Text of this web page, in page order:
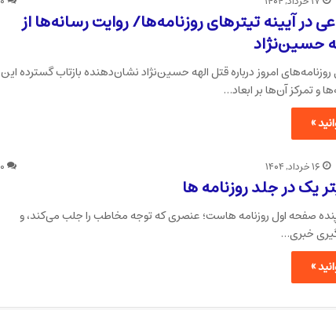
در آیینه تیترهای روزنامه‌ها/ روایت رسانه‌ها از
حسین‌نژاد
امروز درباره قتل الهه حسین‌نژاد نشان‌دهنده بازتاب گسترده این
و تمرکز آن‌ها بر ابعاد…
»
۱۶ خرداد, ۱۴۰۴ ۰
یک در جلد روزنامه ها
صفحه اول روزنامه هاست؛ عنصری که توجه مخاطب را جلب می‌کند، و
خبری…
»